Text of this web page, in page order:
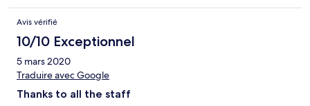
Avis vérifié
10/10 Exceptionnel
5 mars 2020
Traduire avec Google
Thanks to all the staff